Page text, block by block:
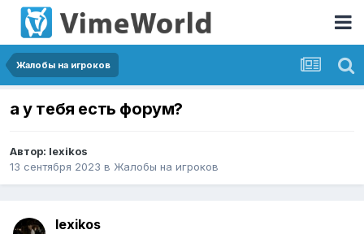
Жалобы на игроков
а у тебя есть форум?
Автор: lexikos
13 сентября 2023 в Жалобы на игроков
lexikos